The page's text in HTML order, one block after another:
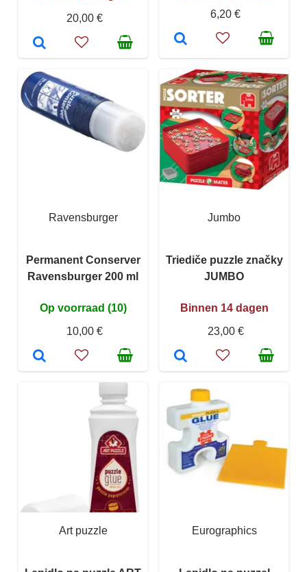
20,00 €
6,20 €
Ravensburger
Permanent Conserver
Ravensburger 200 ml
Op voorraad (10)
10,00 €
Jumbo
Triediče puzzle značky
JUMBO
Binnen 14 dagen
23,00 €
Art puzzle Eurographics